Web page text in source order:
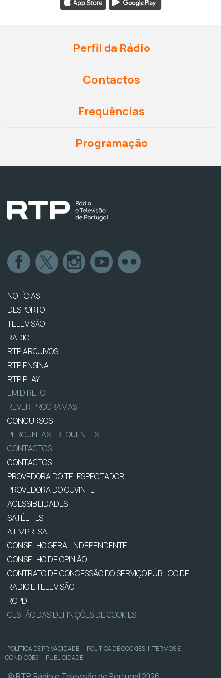
Perfil da Rádio
Contactos
Frequências
Programação
NOTÍCIAS
DESPORTO
TELEVISÃO
RÁDIO
RTP ARQUIVOS
RTP ENSINA
RTP PLAY
EM DIRETO
REVER PROGRAMAS
CONCURSOS
PERGUNTAS FREQUENTES
CONTACTOS
CONTACTOS
PROVEDORA DO TELESPECTADOR
PROVEDORA DO OUVINTE
ACESSIBILIDADES
SATÉLITES
A EMPRESA
CONSELHO GERAL INDEPENDENTE
CONSELHO DE OPINIÃO
CONTRATO DE CONCESSÃO DO SERVIÇO PÚBLICO DE
RÁDIO E TELEVISÃO
RGPD
GESTÃO DAS DEFINIÇÕES DE COOKIES
POLÍTICA DE PRIVACIDADE | POLÍTICA DE COOKIES | TERMOS E
CONDIÇÕES | PUBLICIDADE